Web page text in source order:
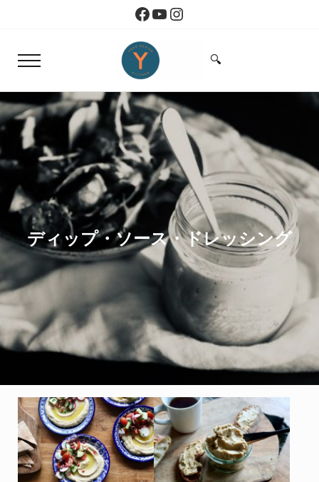
Skip to header right navigationFacebook
YouTube
Instagram
Menu
Yoko Design Kitchen
Search...
🔍
ディップ・ソース・ドレッシング